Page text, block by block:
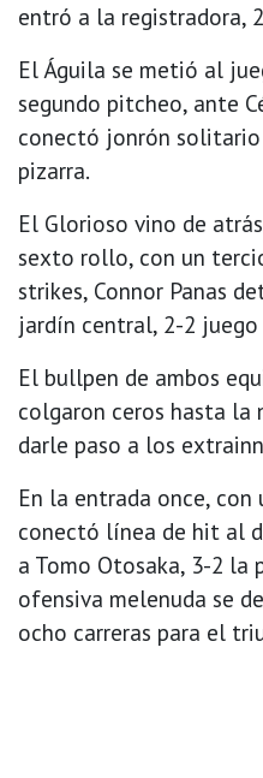
entró a la registradora,
El Águila se metió al
segundo pitcheo, ante
conectó jonrón
pizarra.
El Glorioso vino de
sexto rollo, con un
strikes, Connor Panas
jardín central, 2-2
El bullpen de ambos
colgaron ceros hasta la
darle paso a los
En la entrada once, con
conectó línea de hit al
a Tomo Otosaka, 3-2 la
ofensiva melenuda se
ocho carreras para el